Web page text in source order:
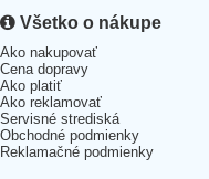
Všetko o nákupe
Ako nakupovať
Cena dopravy
Ako platiť
Ako reklamovať
Servisné strediská
Obchodné podmienky
Reklamačné podmienky